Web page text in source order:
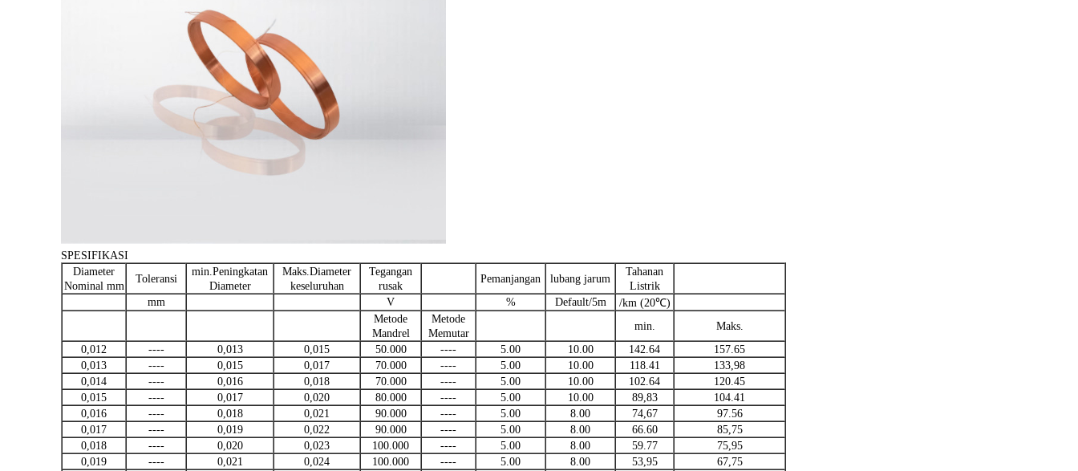
SPESIFIKASI
Diameter
Nominal mm
Toleransi
min.Peningkatan
Diameter
Maks.Diameter
keseluruhan
Tegangan
rusak
Pemanjangan lubang jarum
Tahanan
Listrik
mm
V % Default/5m
/km (20℃)
Metode
Mandrel
Metode
Memutar
min.
Maks.
0,012
---- 0,013 0,015 50.000 ---- 5.00 10.00 142.64
157.65
0,013
---- 0,015 0,017 70.000 ---- 5.00 10.00 118.41
133,98
0,014
---- 0,016 0,018 70.000 ---- 5.00 10.00 102.64
120.45
0,015
---- 0,017 0,020 80.000 ---- 5.00 10.00 89,83
104.41
0,016
---- 0,018 0,021 90.000 ---- 5.00 8.00 74,67
97.56
0,017
---- 0,019 0,022 90.000 ---- 5.00 8.00 66.60
85,75
0,018
---- 0,020 0,023 100.000 ---- 5.00 8.00 59.77
75,95
0,019
---- 0,021 0,024 100.000 ---- 5.00 8.00 53,95
67,75